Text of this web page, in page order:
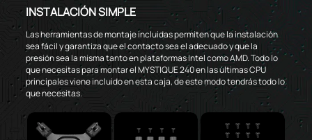
INSTALACIÓN SIMPLE
Las herramientas de montaje incluidas permiten que la instalación
sea fácil y garantiza que el contacto sea el adecuado y que la
presión sea la misma tanto en plataformas Intel como AMD. Todo lo
que necesitas para montar el MYSTIQUE 240 en las últimas CPU
principales viene incluido en esta caja, de este modo tendrás todo lo
que necesitas.